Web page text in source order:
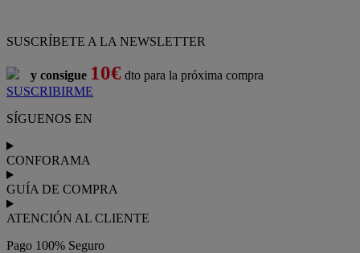
SUSCRÍBETE A LA NEWSLETTER
y consigue 10€ dto para la próxima compra
SUSCRIBIRME
SÍGUENOS EN
CONFORAMA
GUÍA DE COMPRA
ATENCIÓN AL CLIENTE
Pago 100% Seguro